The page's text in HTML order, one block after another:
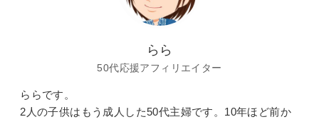
らら
50代応援アフィリエイター
ららです。
2人の子供はもう成人した50代主婦です。10年ほど前か